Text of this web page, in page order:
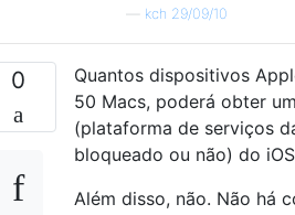
kch 29/09/10
0
Quantos dispositivos
50 Macs, poderá obter
(plataforma de serviços
bloqueado ou não) do
Além disso, não. Não há